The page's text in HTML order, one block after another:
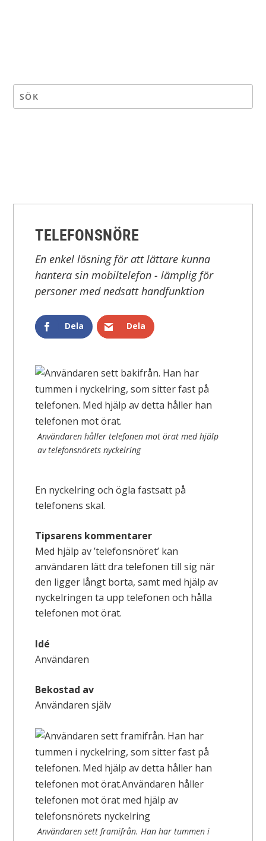
TELEFONSNÖRE
En enkel lösning för att lättare kunna
hantera sin mobiltelefon - lämplig för
personer med nedsatt handfunktion
Dela Dela
Användaren håller telefonen mot örat med hjälp
av telefonsnörets nyckelring
En nyckelring och ögla fastsatt på
telefonens skal.
Tipsarens kommentarer
Med hjälp av ’telefonsnöret’ kan
användaren lätt dra telefonen till sig när
den ligger långt borta, samt med hjälp av
nyckelringen ta upp telefonen och hålla
telefonen mot örat.
Idé
Användaren
Bekostad av
Användaren själv
Användaren sett framifrån. Han har tummen i